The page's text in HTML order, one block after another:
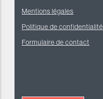
Mentions légales
Politique de confidentialité
Formulaire de contact